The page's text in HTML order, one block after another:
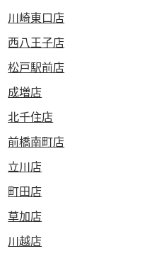
川崎東口店
西八王子店
松戸駅前店
成増店
北千住店
前橋南町店
立川店
町田店
草加店
川越店